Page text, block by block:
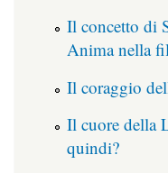
Il concetto di
Anima nella
Il coraggio
Il cuore della
quindi?